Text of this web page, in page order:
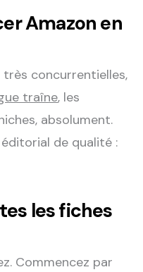
Amazon en
concurrentielles,
traîne, les
absolument.
de qualité :
les fiches
Commencez par